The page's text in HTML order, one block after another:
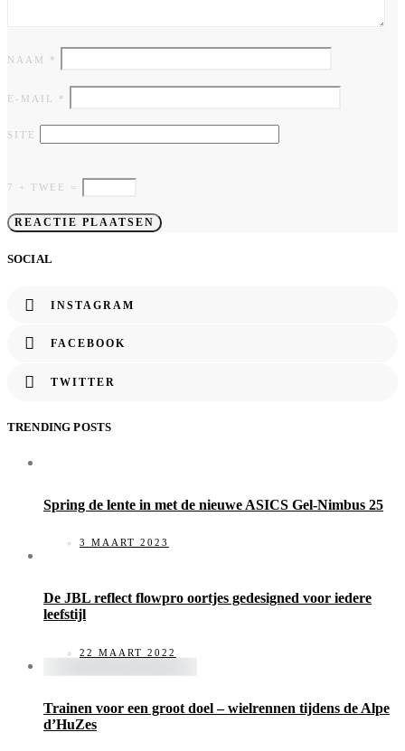
NAAM *
E-MAIL *
SITE
7 + TWEE =
SOCIAL
INSTAGRAM
FACEBOOK
TWITTER
TRENDING POSTS
Spring de lente in met de nieuwe ASICS Gel-Nimbus 25
3 MAART 2023
De JBL reflect flowpro oortjes gedesigned voor iedere
leefstijl
22 MAART 2022
Trainen voor een groot doel – wielrennen tijdens de Alpe
d’HuZes